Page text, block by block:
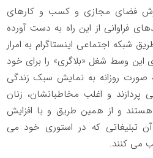
فضای مجازی و کسب و کارهای
فراوانی از این راه به دست آورده
شبکه اجتماعی اینستاگرام به امرار
وسط شغل «بلاگری» را برای خود
صورت روزانه به نمایش سبک زندگی
و اغلب مخاطبانشان، زنان
هستند و از همین طریق و با افزایش
تبلیغاتی که در استوری خود می
می کنند.